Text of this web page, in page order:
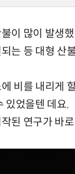
이 많이 발생
는 등 대형 산
비를 내리게
있었을텐 데요.
된 연구가 바